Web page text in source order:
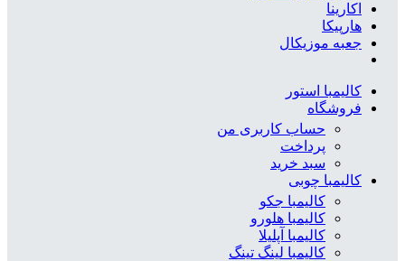
اکارینا
هارپیکا
جعبه موزیکال
کالیمبا استور
فروشگاه
حساب کاربری من
پرداخت
سبد خرید
کالیمبا چوبی
کالیمبا جکو
کالیمبا هلورو
کالیمبا آپلیلا
کالیمبا لینگ تینگ